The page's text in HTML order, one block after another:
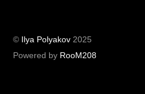
© Ilya Polyakov 2025
Powered by RooM208